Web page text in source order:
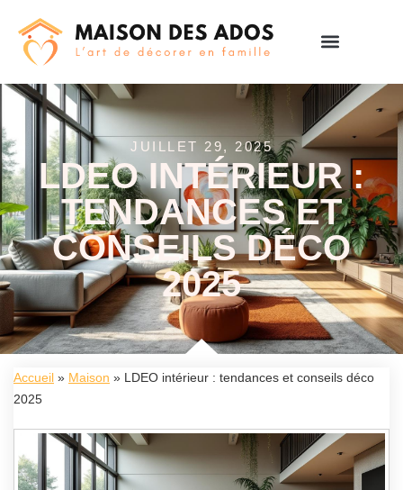
JUILLET 29, 2025
LDEO INTÉRIEUR :
TENDANCES ET
CONSEILS DÉCO
2025
Accueil » Maison » LDEO intérieur : tendances et conseils déco
2025